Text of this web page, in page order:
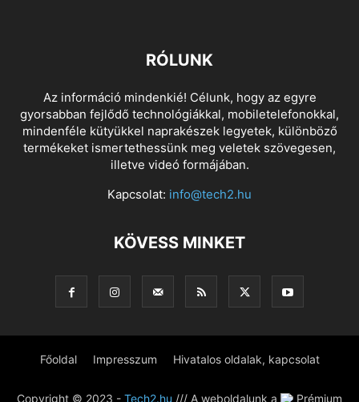
RÓLUNK
Az információ mindenkié! Célunk, hogy az egyre
gyorsabban fejlődő technológiákkal, mobiletelefonokkal,
mindenféle kütyükkel naprakészek legyetek, különböző
termékeket ismertethessünk meg veletek szövegesen,
illetve videó formájában.
Kapcsolat: info@tech2.hu
KÖVESS MINKET
Főoldal Impresszum Hivatalos oldalak, kapcsolat
Copyright © 2023 - Tech2.hu /// A weboldalunk a Prémium